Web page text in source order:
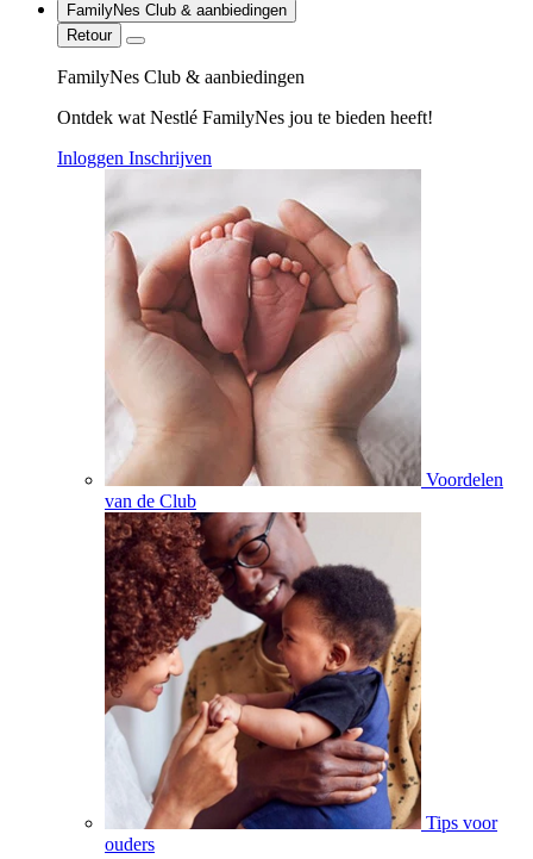
FamilyNes Club & aanbiedingen
Retour
FamilyNes Club & aanbiedingen
Ontdek wat Nestlé FamilyNes jou te bieden heeft!
Inloggen Inschrijven
Voordelen
van de Club
Tips voor
ouders